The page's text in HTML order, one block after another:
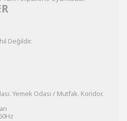
Değildir.
Yemek Odası / Mutfak. Koridor.